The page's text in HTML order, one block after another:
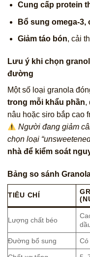
Cung cấp protein
Bổ sung omega-3,
Giảm táo bón, cải
Lưu ý khi chọn
đường
Một số loại granola
trong mỗi khẩu phần,
nâu hoặc siro bắp cao
Người đang giảm
chọn loại
nhà để kiểm soát
Bảng so sánh
TIÊU CHÍ
Lượng chất béo
Đường bổ sung